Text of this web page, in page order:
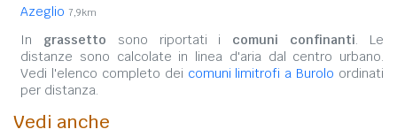
Azeglio 7,9km
In grassetto sono riportati i comuni confinanti. Le
distanze sono calcolate in linea d'aria dal centro urbano.
Vedi l'elenco completo dei comuni limitrofi a Burolo ordinati
per distanza.
Vedi anche